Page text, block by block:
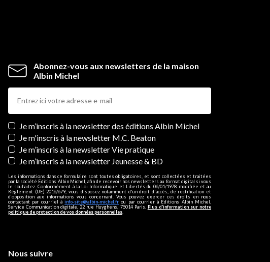
Abonnez-vous aux newsletters de la maison
Albin Michel
Newsletters
Je m’inscris à la newsletter des éditions Albin Michel
Je m'inscris à la newsletter M.C. Beaton
Je m’inscris à la newsletter Vie pratique
Je m’inscris à la newsletter Jeunesse & BD
Les informations dans ce formulaire sont toutes obligatoires, et sont collectées et traitées
par la société Editions Albin Michel, afin de recevoir nos newsletters au format digital si vous
le souhaitez. Conformément à la Loi Informatique et Libertés du 06/01/1978 modifiée et au
Règlement (UE) 2016/679, vous disposez notamment d'un droit d'accès, de rectification et
d’opposition aux informations vous concernant. Vous pouvez exercer ces droits en nous
contactant par courriel àinfo-site@albin-michel.fr ou par courrier à Editions Albin Michel,
Service Communication digitale, 22 rue Huyghens, 75014 Paris. Plus d’information sur notre
politique de protection de vos données personnelles
Nous suivre